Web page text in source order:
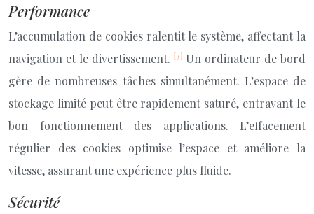
Performance
L’accumulation de cookies ralentit le système, affectant la
navigation et le divertissement. [3] Un ordinateur de bord
gère de nombreuses tâches simultanément. L’espace de
stockage limité peut être rapidement saturé, entravant le
bon fonctionnement des applications. L’effacement
régulier des cookies optimise l’espace et améliore la
vitesse, assurant une expérience plus fluide.
Sécurité